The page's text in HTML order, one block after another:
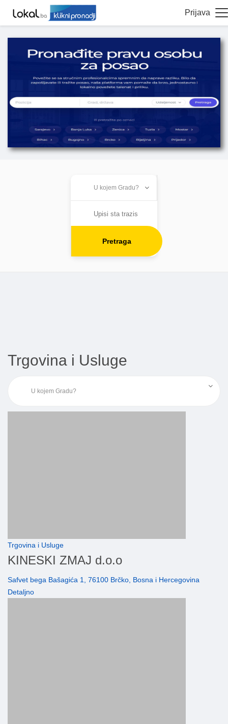
Prijava
Pretraga
Trgovina i Usluge
Trgovina i Usluge
KINESKI ZMAJ d.o.o
Safvet bega Bašagića 1, 76100 Brčko, Bosna i Hercegovina
Detaljno